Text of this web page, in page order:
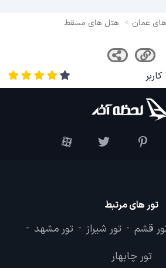
عمان
هتل های مسقط
کاربر
تور های مرتبط
قشم - تور شیراز - تور مشهد -
تور چابهار